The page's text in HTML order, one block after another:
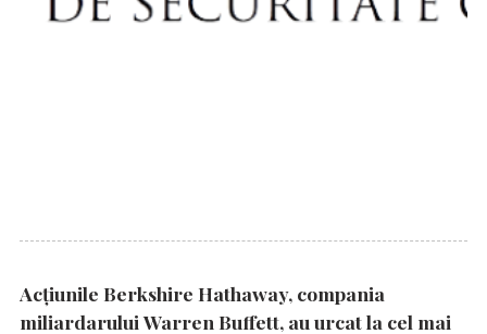
Acțiunile Berkshire Hathaway, compania
miliardarului Warren Buffett, au urcat la cel mai